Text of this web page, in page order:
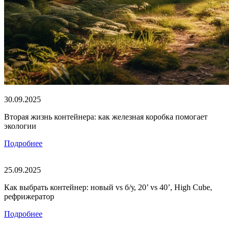
30.09.2025
Вторая жизнь контейнера: как железная коробка помогает
экологии
Подробнее
25.09.2025
Как выбрать контейнер: новый vs б/у, 20’ vs 40’, High Cube,
рефрижератор
Подробнее